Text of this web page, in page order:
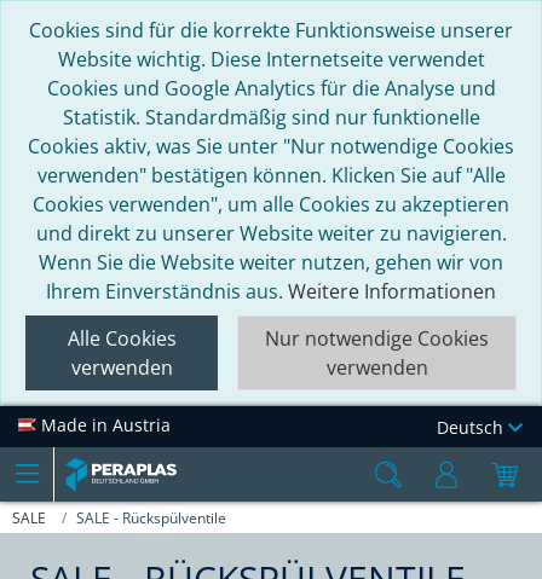
Cookies sind für die korrekte Funktionsweise unserer
Website wichtig. Diese Internetseite verwendet
Cookies und Google Analytics für die Analyse und
Statistik. Standardmäßig sind nur funktionelle
Cookies aktiv, was Sie unter "Nur notwendige Cookies
verwenden" bestätigen können. Klicken Sie auf "Alle
Cookies verwenden", um alle Cookies zu akzeptieren
und direkt zu unserer Website weiter zu navigieren.
Wenn Sie die Website weiter nutzen, gehen wir von
Ihrem Einverständnis aus. Weitere Informationen
Alle Cookies
verwenden
Nur notwendige Cookies
verwenden
Made in Austria Deutsch
SALE SALE - Rückspülventile